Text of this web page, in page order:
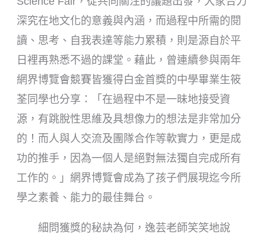
深究在地文化的意義與內涵，而過程中所需的閱
讀、思考、自我表達等能力累積，則是源自於平
日裡再熟悉不過的課堂。藉此，曾連續參與兩年
網界博覽會競賽皆獲得白金首獎的中學畢業生筱
荃同學也分享：「在過程中不是一昧地接受資
源，有跳脫性思維及具想像力的想法是非常加分
的！而人與人交流及團隊合作等軟實力，更是成
功的推手，因為一個人是絕對無法獨自完成所有
工作的。」網界博覽會成為了孩子們展現迄今所
學之素養、能力的最佳舞台。
細問獲獎的秘訣為何，逸芸老師笑笑地說